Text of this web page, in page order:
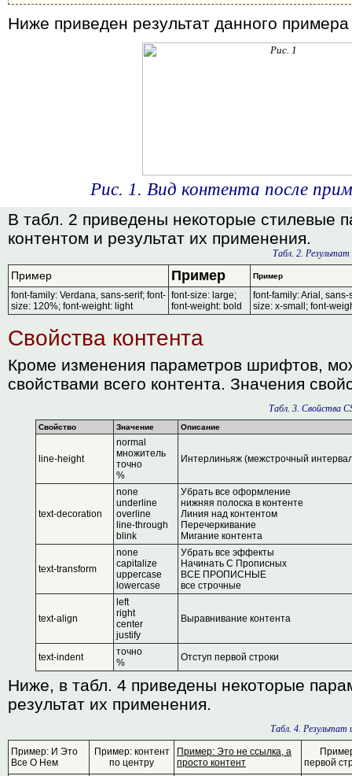
Ниже приведен результат данного
Рис. 1. Вид контента после
В табл. 2 приведены некоторые стилевые
контентом и результат их применения.
Табл. 2.
Пример Пример Пример
font-family: Verdana, sans-serif; font-
size: 120%; font-weight: light
font-size: large;
font-weight: bold
font-family: Arial, sans-
size: x-small; font-
Свойства контента
Кроме изменения параметров шрифтов,
свойствами всего контента. Значения
Табл. 3. Свойства
Свойство Значение Описание
line-height
normal
множитель
точно
%
Интерлиньяж (межстрочный
text-decoration
none
underline
overline
line-through
blink
Убрать все оформление
нижняя полоска в контенте
Линия над контентом
Перечеркивание
Мигание контента
text-transform
none
capitalize
uppercase
lowercase
Убрать все эффекты
Начинать С Прописных
ВСЕ ПРОПИСНЫЕ
все строчные
text-align
left
right
center
justify
Выравнивание контента
text-indent
точно
%
Отступ первой строки
Ниже, в табл. 4 приведены некоторые
результат их применения.
Табл. 4. Результат
Пример: И Это
Все О Нем
Пример: контент
по центру
Пример: Это не ссылка, а
просто контент
первой